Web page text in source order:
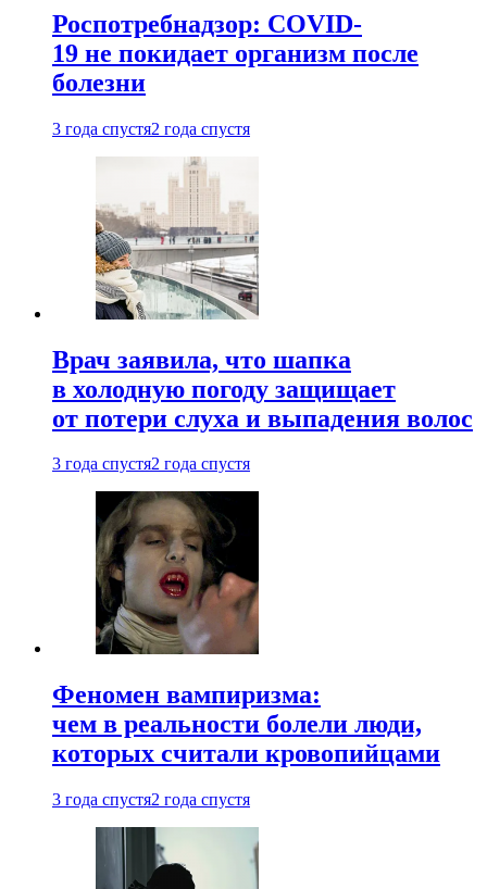
Роспотребнадзор: COVID-
19 не покидает организм после
болезни
3 года спустя2 года спустя
Врач заявила, что шапка
в холодную погоду защищает
от потери слуха и выпадения волос
3 года спустя2 года спустя
Феномен вампиризма:
чем в реальности болели люди,
которых считали кровопийцами
3 года спустя2 года спустя